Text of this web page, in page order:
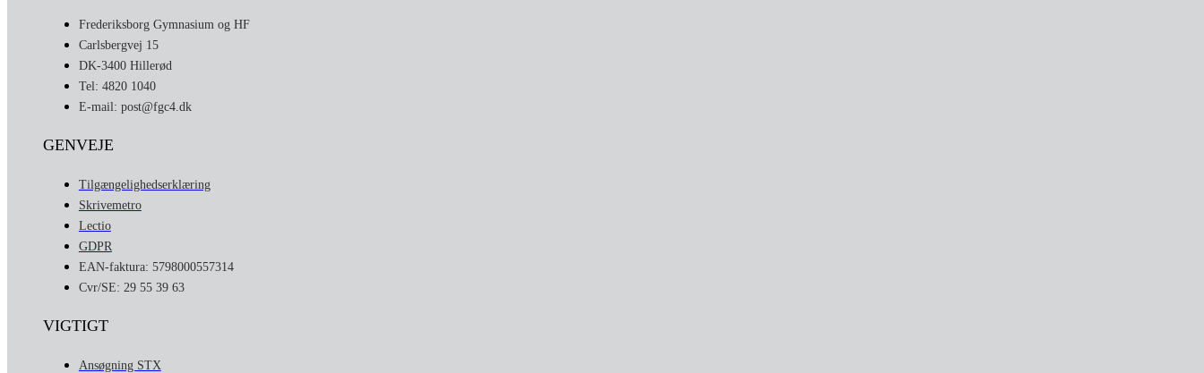
Frederiksborg Gymnasium og HF
Carlsbergvej 15
DK-3400 Hillerød
Tel: 4820 1040
E-mail: post@fgc4.dk
GENVEJE
Tilgængelighedserklæring
Skrivemetro
Lectio
GDPR
EAN-faktura: 5798000557314
Cvr/SE: 29 55 39 63
VIGTIGT
Ansøgning STX